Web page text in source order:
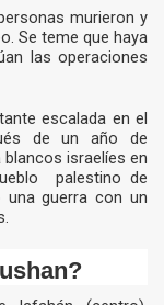
murieron y
Se teme que haya
las operaciones
escalada en el
de un año de
israelíes en
palestino de
guerra con un